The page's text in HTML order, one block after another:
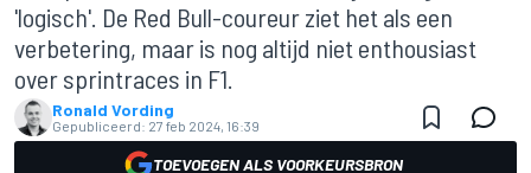
'logisch'. De Red Bull-coureur ziet het als een
verbetering, maar is nog altijd niet enthousiast
over sprintraces in F1.
Ronald Vording
Gepubliceerd: 27 feb 2024, 16:39
TOEVOEGEN ALS VOORKEURSBRON